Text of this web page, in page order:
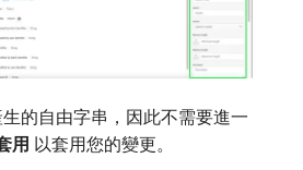
的自由字串，因此不需要進一
用 ​以套用您的變更。